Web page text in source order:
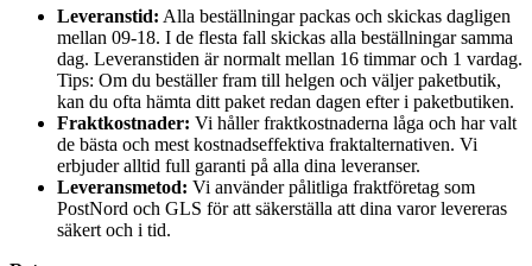
Leveranstid: Alla beställningar packas och skickas dagligen
mellan 09-18. I de flesta fall skickas alla beställningar samma
dag. Leveranstiden är normalt mellan 16 timmar och 1 vardag.
Tips: Om du beställer fram till helgen och väljer paketbutik,
kan du ofta hämta ditt paket redan dagen efter i paketbutiken.
Fraktkostnader: Vi håller fraktkostnaderna låga och har valt
de bästa och mest kostnadseffektiva fraktalternativen. Vi
erbjuder alltid full garanti på alla dina leveranser.
Leveransmetod: Vi använder pålitliga fraktföretag som
PostNord och GLS för att säkerställa att dina varor levereras
säkert och i tid.